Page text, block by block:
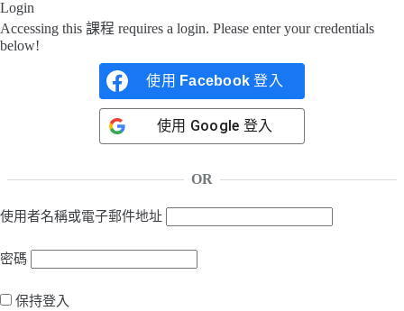
Login
Accessing this 課程 requires a login. Please enter your credentials
below!
使用 Facebook 登入
使用 Google 登入
OR
使用者名稱或電子郵件地址
密碼
保持登入